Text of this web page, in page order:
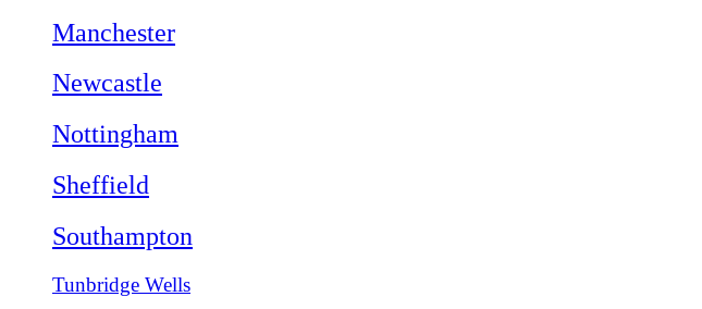
Manchester
Newcastle
Nottingham
Sheffield
Southampton
Tunbridge Wells